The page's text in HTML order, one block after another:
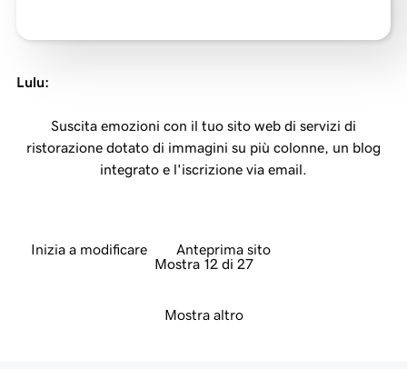
Lulu:
Suscita emozioni con il tuo sito web di servizi di
ristorazione dotato di immagini su più colonne, un blog
integrato e l'iscrizione via email.
Inizia a modificare
Anteprima sito
Mostra 12 di 27
Mostra altro